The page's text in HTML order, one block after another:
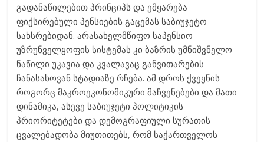
გადანაწილებით პრინციპს და ემყარება
ფიქსირებული პენსიების გაცემას საბიუჯეტო
სახსრებიდან. არასახელმწიფო საპენსიო
უზრუნველყოფის სისტემას კი ბაზრის უმნიშვნელო
ნაწილი უკავია და კვალავაც განვითარების
ჩანასახოვან სტადიაზე რჩება. ამ დროს ქვეყნის
როგორც მაკროეკონომიკური მაჩვენებები და მათი
დინამიკა, ასევე საბიუჯეტი პოლიტიკის
პრიორიტეტები და დემოგრაფიული სურათის
ცვალებადობა მიუთითებს, რომ საქართველოს